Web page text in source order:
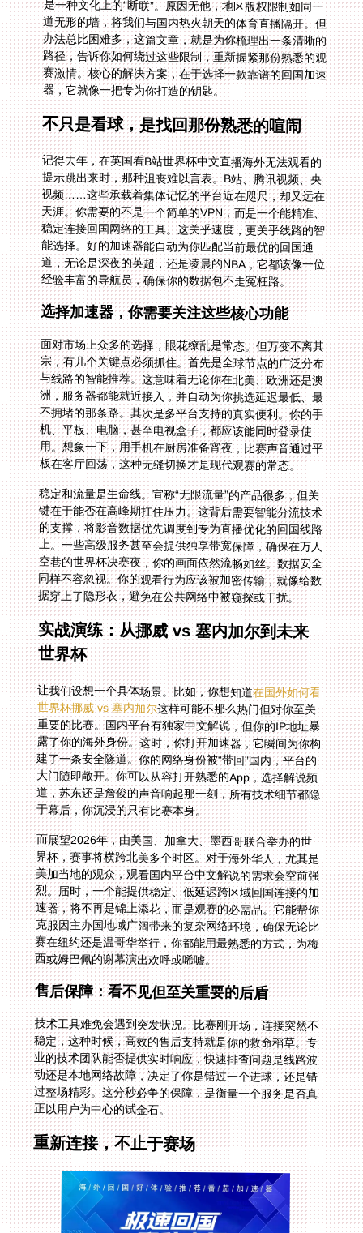
器，它就像一把专为你打造的钥匙。
不只是看球，是找回那份熟悉的喧闹
记得去年，在英国看B站世界杯中文直播海外无法观看的
提示跳出来时，那种沮丧难以言表。B站、腾讯视频、央
视频……这些承载着集体记忆的平台近在咫尺，却又远在
天涯。你需要的不是一个简单的VPN，而是一个能精准、
稳定连接回国网络的工具。这关乎速度，更关乎线路的智
能选择。好的加速器能自动为你匹配当前最优的回国通
道，无论是深夜的英超，还是凌晨的NBA，它都该像一位
经验丰富的导航员，确保你的数据包不走冤枉路。
选择加速器，你需要关注这些核心功能
面对市场上众多的选择，眼花缭乱是常态。但万变不离其
宗，有几个关键点必须抓住。首先是全球节点的广泛分布
与线路的智能推荐。这意味着无论你在北美、欧洲还是澳
洲，服务器都能就近接入，并自动为你挑选延迟最低、最
不拥堵的那条路。其次是多平台支持的真实便利。你的手
机、平板、电脑，甚至电视盒子，都应该能同时登录使
用。想象一下，用手机在厨房准备宵夜，比赛声音通过平
板在客厅回荡，这种无缝切换才是现代观赛的常态。
稳定和流量是生命线。宣称“无限流量”的产品很多，但关
键在于能否在高峰期扛住压力。这背后需要智能分流技术
的支撑，将影音数据优先调度到专为直播优化的回国线路
上。一些高级服务甚至会提供独享带宽保障，确保在万人
空巷的世界杯决赛夜，你的画面依然流畅如丝。数据安全
同样不容忽视。你的观看行为应该被加密传输，就像给数
据穿上了隐形衣，避免在公共网络中被窥探或干扰。
实战演练：从挪威 vs 塞内加尔到未来
世界杯
让我们设想一个具体场景。比如，你想知道在国外如何看
世界杯挪威 vs 塞内加尔这样可能不那么热门但对你至关
重要的比赛。国内平台有独家中文解说，但你的IP地址暴
露了你的海外身份。这时，你打开加速器，它瞬间为你构
建了一条安全隧道。你的网络身份被“带回”国内，平台的
大门随即敞开。你可以从容打开熟悉的App，选择解说频
道，苏东还是詹俊的声音响起那一刻，所有技术细节都隐
于幕后，你沉浸的只有比赛本身。
而展望2026年，由美国、加拿大、墨西哥联合举办的世
界杯，赛事将横跨北美多个时区。对于海外华人，尤其是
美加当地的观众，观看国内平台中文解说的需求会空前强
烈。届时，一个能提供稳定、低延迟跨区域回国连接的加
速器，将不再是锦上添花，而是观赛的必需品。它能帮你
克服因主办国地域广阔带来的复杂网络环境，确保无论比
赛在纽约还是温哥华举行，你都能用最熟悉的方式，为梅
西或姆巴佩的谢幕演出欢呼或唏嘘。
售后保障：看不见但至关重要的后盾
技术工具难免会遇到突发状况。比赛刚开场，连接突然不
稳定，这种时候，高效的售后支持就是你的救命稻草。专
业的技术团队能否提供实时响应，快速排查问题是线路波
动还是本地网络故障，决定了你是错过一个进球，还是错
过整场精彩。这分秒必争的保障，是衡量一个服务是否真
正以用户为中心的试金石。
重新连接，不止于赛场